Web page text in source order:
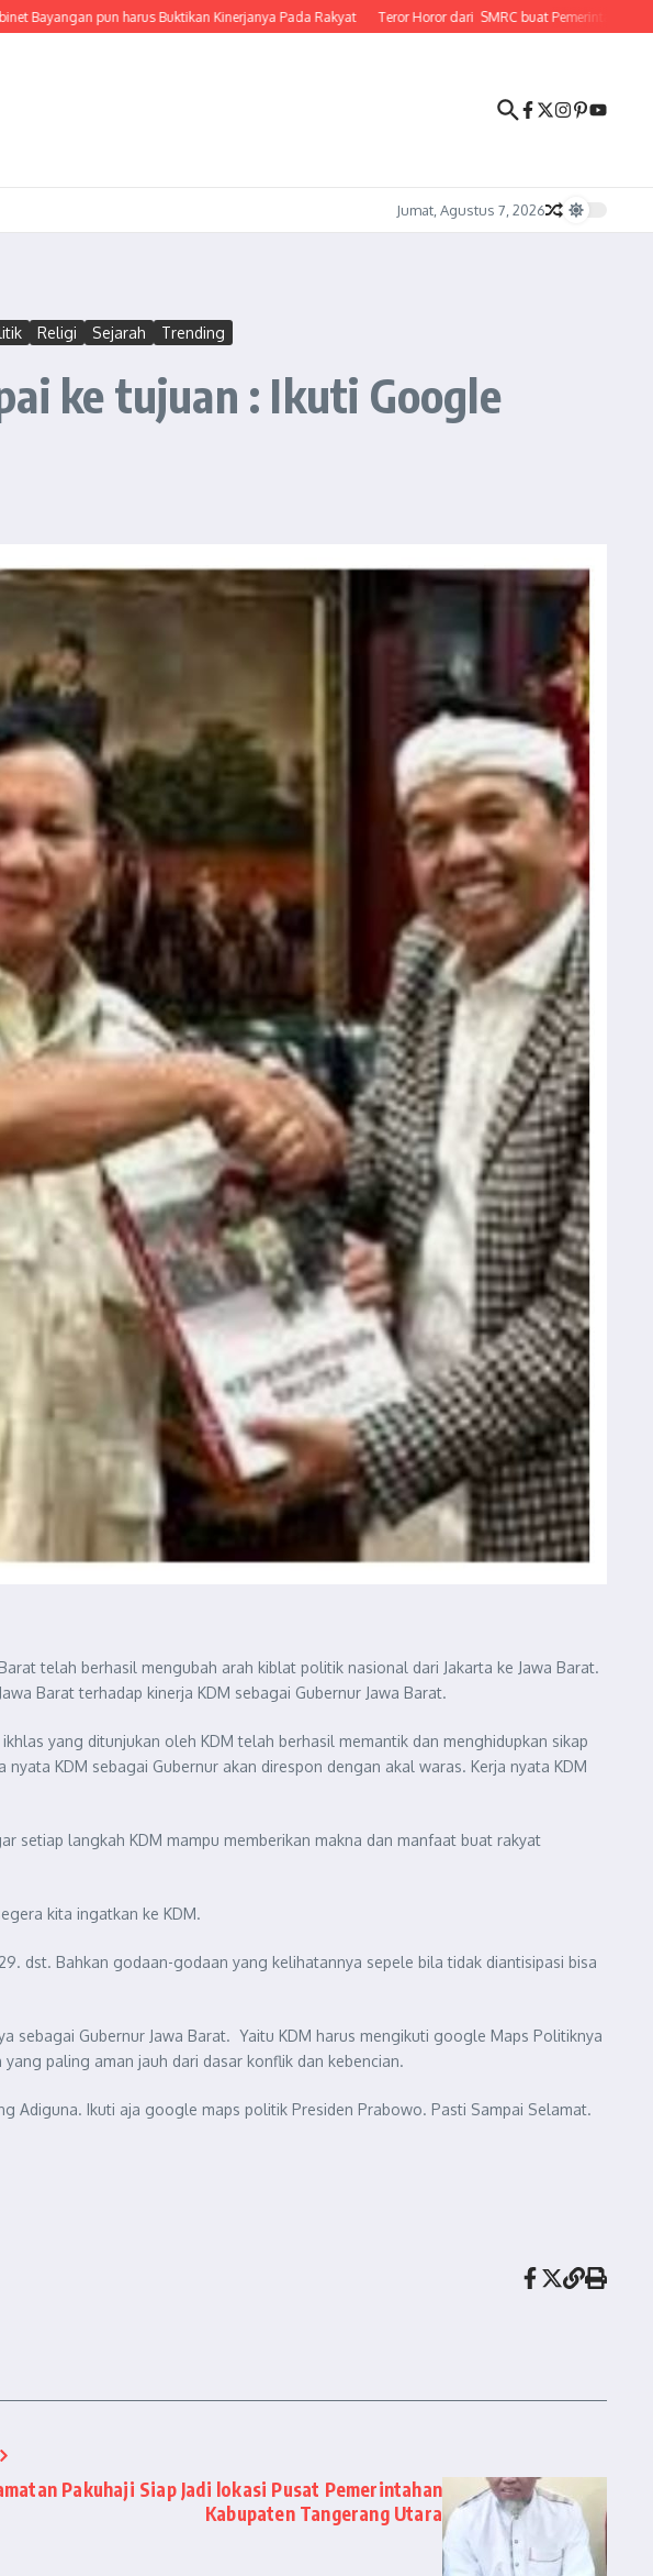
pun harus Buktikan Kinerjanya Pada Rakyat Teror Horor dari SMRC buat Pemerintahan Prabowo
Jumat, Agustus 7, 2026
Religi Sejarah Trending
ke tujuan : Ikuti Google
telah berhasil mengubah arah kiblat politik nasional dari Jakarta ke Jawa Barat.
Barat terhadap kinerja KDM sebagai Gubernur Jawa Barat.
yang ditunjukan oleh KDM telah berhasil memantik dan menghidupkan sikap
KDM sebagai Gubernur akan direspon dengan akal waras. Kerja nyata KDM
setiap langkah KDM mampu memberikan makna dan manfaat buat rakyat
kita ingatkan ke KDM.
dst. Bahkan godaan-godaan yang kelihatannya sepele bila tidak diantisipasi bisa
sebagai Gubernur Jawa Barat. Yaitu KDM harus mengikuti google Maps Politiknya
paling aman jauh dari dasar konflik dan kebencian.
Adiguna. Ikuti aja google maps politik Presiden Prabowo. Pasti Sampai Selamat.
Pakuhaji Siap Jadi lokasi Pusat Pemerintahan
Kabupaten Tangerang Utara